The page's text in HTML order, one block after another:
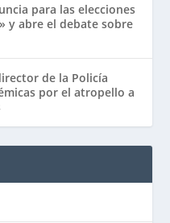
para las elecciones
y abre el debate sobre
de la Policía
por el atropello a